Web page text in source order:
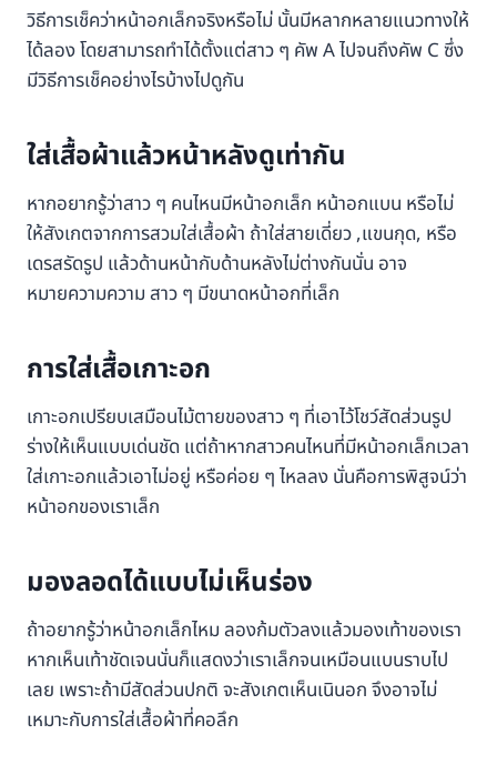
วิธีการเช็คว่าหน้าอกเล็กจริงหรือไม่ นั้นมีหลากหลายแนวทางให้
ได้ลอง โดยสามารถทำได้ตั้งแต่สาว ๆ คัพ A ไปจนถึงคัพ C ซึ่ง
มีวิธีการเช็คอย่างไรบ้างไปดูกัน
ใส่เสื้อผ้าแล้วหน้าหลังดูเท่ากัน
หากอยากรู้ว่าสาว ๆ คนไหนมีหน้าอกเล็ก หน้าอกแบน หรือไม่
ให้สังเกตจากการสวมใส่เสื้อผ้า ถ้าใส่สายเดี่ยว ,แขนกุด, หรือ
เดรสรัดรูป แล้วด้านหน้ากับด้านหลังไม่ต่างกันนั่น อาจ
หมายความความ สาว ๆ มีขนาดหน้าอกที่เล็ก
การใส่เสื้อเกาะอก
เกาะอกเปรียบเสมือนไม้ตายของสาว ๆ ที่เอาไว้โชว์สัดส่วนรูป
ร่างให้เห็นแบบเด่นชัด แต่ถ้าหากสาวคนไหนที่มีหน้าอกเล็กเวลา
ใส่เกาะอกแล้วเอาไม่อยู่ หรือค่อย ๆ ไหลลง นั่นคือการพิสูจน์ว่า
หน้าอกของเราเล็ก
มองลอดได้แบบไม่เห็นร่อง
ถ้าอยากรู้ว่าหน้าอกเล็กไหม ลองก้มตัวลงแล้วมองเท้าของเรา
หากเห็นเท้าชัดเจนนั่นก็แสดงว่าเราเล็กจนเหมือนแบนราบไป
เลย เพราะถ้ามีสัดส่วนปกติ จะสังเกตเห็นเนินอก จึงอาจไม่
เหมาะกับการใส่เสื้อผ้าที่คอลึก